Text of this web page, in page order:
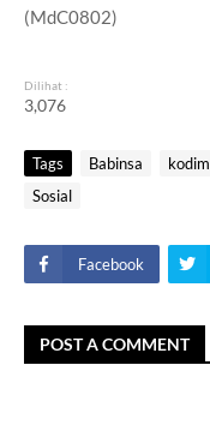
(MdC0802)
Dilihat :
3,076
Tags Babinsa kodim
Sosial
Facebook
POST A COMMENT